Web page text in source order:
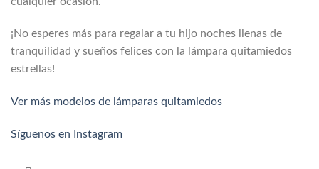
¡No esperes más para regalar a tu hijo noches llenas de
tranquilidad y sueños felices con la lámpara quitamiedos
estrellas!
Ver más modelos de lámparas quitamiedos
Síguenos en Instagram